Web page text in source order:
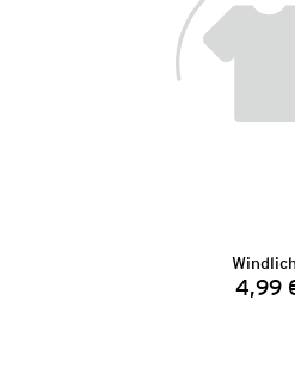
4,99